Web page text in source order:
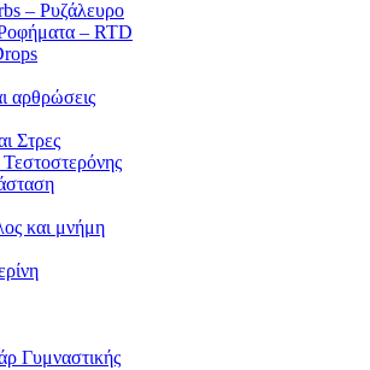
– Ρυζάλευρο
– RTD
αρθρώσεις
Στρες
και μνήμη
Γυμναστικής